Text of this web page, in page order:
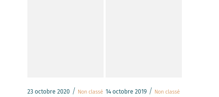
23 octobre 2020 / Non classé 14 octobre 2019/ Non classé